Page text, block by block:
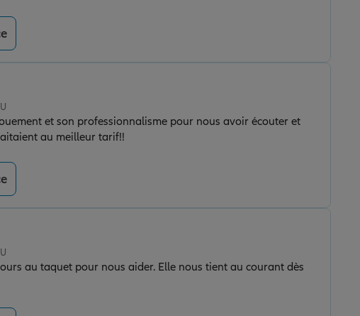
et son professionnalisme pour nous avoir écouter et
au meilleur tarif!!
au taquet pour nous aider. Elle nous tient au courant dès